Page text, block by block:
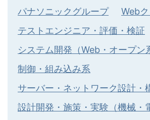
パナソニックグループ
Web
テストエンジニア・評価・検証
システム開発（Web・オープン
制御・組み込み系
サーバー・ネットワーク設計・
設計開発・施策・実験（機械・